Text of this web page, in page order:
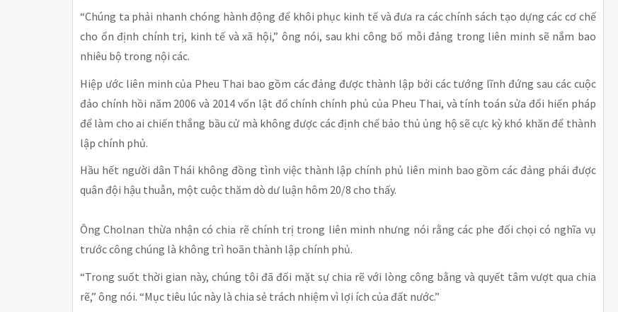
“Chúng ta phải nhanh chóng hành động để khôi phục kinh tế và đưa ra các chính sách tạo dựng các cơ chế
cho ổn định chính trị, kinh tế và xã hội,” ông nói, sau khi công bố mỗi đảng trong liên minh sẽ nắm bao
nhiêu bộ trong nội các.
Hiệp ước liên minh của Pheu Thai bao gồm các đảng được thành lập bởi các tướng lĩnh đứng sau các cuộc
đảo chính hồi năm 2006 và 2014 vốn lật đổ chính chính phủ của Pheu Thai, và tính toán sửa đổi hiến pháp
để làm cho ai chiến thắng bầu cử mà không được các định chế bảo thủ ủng hộ sẽ cực kỳ khó khăn để thành
lập chính phủ.
Hầu hết người dân Thái không đồng tình việc thành lập chính phủ liên minh bao gồm các đảng phái được
quân đội hậu thuẫn, một cuộc thăm dò dư luận hôm 20/8 cho thấy.
Ông Cholnan thừa nhận có chia rẽ chính trị trong liên minh nhưng nói rằng các phe đối chọi có nghĩa vụ
trước công chúng là không trì hoãn thành lập chính phủ.
“Trong suốt thời gian này, chúng tôi đã đối mặt sự chia rẽ với lòng công bằng và quyết tâm vượt qua chia
rẽ,” ông nói. “Mục tiêu lúc này là chia sẻ trách nhiệm vì lợi ích của đất nước.”